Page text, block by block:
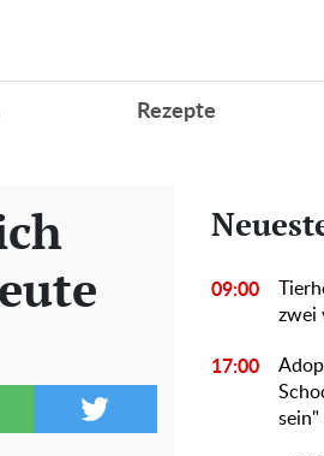
Rezepte
09:00
zwei
17:00
sein"